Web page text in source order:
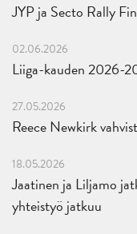
JYP ja Secto Rally
02.06.2026
Liiga-kauden 2026-
27.05.2026
Reece Newkirk
18.05.2026
Jaatinen ja Liljamo
yhteistyö jatkuu